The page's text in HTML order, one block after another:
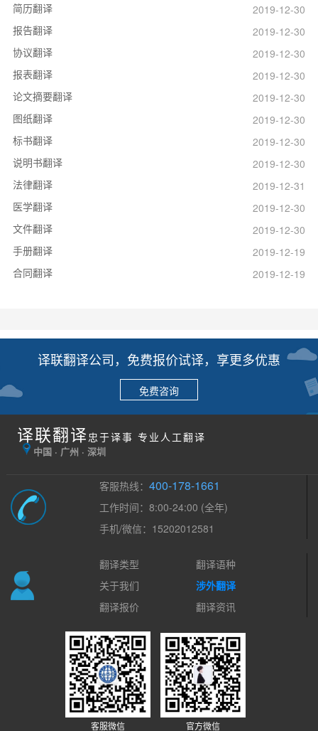
简历翻译
2019-12-30
报告翻译
2019-12-30
协议翻译
2019-12-30
报表翻译
2019-12-30
论文摘要翻译
2019-12-30
图纸翻译
2019-12-30
标书翻译
2019-12-30
说明书翻译
2019-12-30
法律翻译
2019-12-31
医学翻译
2019-12-30
文件翻译
2019-12-30
手册翻译
2019-12-19
合同翻译
2019-12-19
译联翻译公司，免费报价试译，享更多优惠
免费咨询
译联翻译 忠于译事 专业人工翻译
中国 · 广州 · 深圳
客服热线：400-178-1661
工作时间：8:00-24:00 (全年)
手机/微信：15202012581
翻译类型
翻译语种
关于我们
涉外翻译
翻译报价
翻译资讯
客服微信 官方微信